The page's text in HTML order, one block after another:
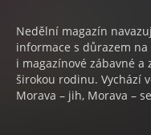
Nedělní magazín
informace s důrazem
i magazínové zábavné
širokou rodinu. Vychází
Morava – jih, Morava –